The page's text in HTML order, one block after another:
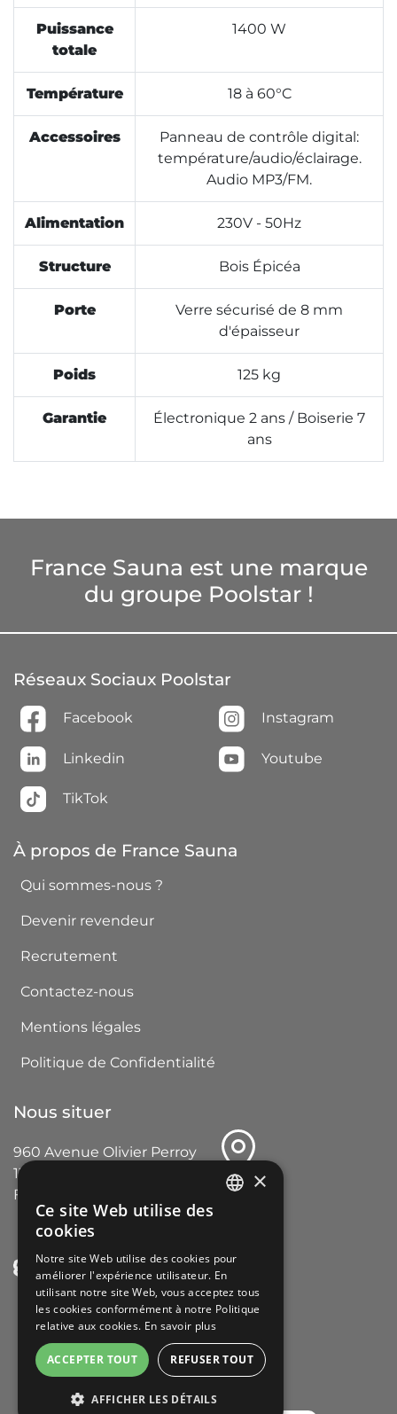
Puissance
totale
1400 W
Température 18 à 60°C
Accessoires
Panneau de contrôle digital:
température/audio/éclairage.
Audio MP3/FM.
Alimentation 230V - 50Hz
Structure Bois Épicéa
Porte
Verre sécurisé de 8 mm
d'épaisseur
Poids 125 kg
Garantie
Électronique 2 ans / Boiserie 7
ans
France Sauna est une marque
du groupe Poolstar !
Réseaux Sociaux Poolstar
Facebook Instagram
Linkedin Youtube
TikTok
À propos de France Sauna
Qui sommes-nous ?
Devenir revendeur
Recrutement
Contactez-nous
Mentions légales
Politique de Confidentialité
Nous situer
960 Avenue Olivier Perroy
13790 ROUSSET
France
Copyright © Poolstar
FRENCH
GERMAN
ITALIAN
PORTUGUESE
×
Ce site Web utilise des
cookies
Notre site Web utilise des cookies pour
améliorer l'expérience utilisateur. En
utilisant notre site Web, vous acceptez tous
les cookies conformément à notre Politique
relative aux cookies. En savoir plus
ACCEPTER TOUT REFUSER TOUT
AFFICHER LES DÉTAILS